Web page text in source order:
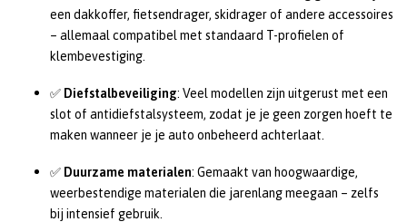
een dakkoffer, fietsendrager, skidrager of andere accessoires
– allemaal compatibel met standaard T-profielen of
klembevestiging.
✅ Diefstalbeveiliging: Veel modellen zijn uitgerust met een
slot of antidiefstalsysteem, zodat je je geen zorgen hoeft te
maken wanneer je je auto onbeheerd achterlaat.
✅ Duurzame materialen: Gemaakt van hoogwaardige,
weerbestendige materialen die jarenlang meegaan – zelfs
bij intensief gebruik.